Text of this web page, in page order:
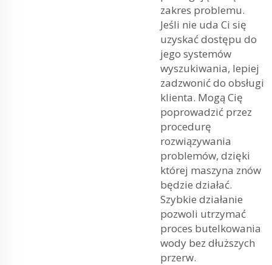
zakres problemu.
Jeśli nie uda Ci się
uzyskać dostępu do
jego systemów
wyszukiwania, lepiej
zadzwonić do obsługi
klienta. Mogą Cię
poprowadzić przez
procedurę
rozwiązywania
problemów, dzięki
której maszyna znów
będzie działać.
Szybkie działanie
pozwoli utrzymać
proces butelkowania
wody bez dłuższych
przerw.